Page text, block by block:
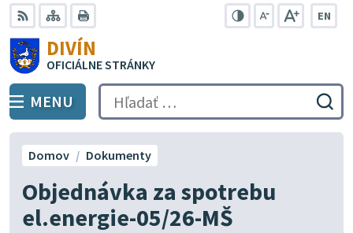
Preskočiť
na
obsah
RSS Mapa
EN
DIVÍN
OFICIÁLNE STRÁNKY
PREPNÚŤ
MENU Hľadať:
Objednávka za spotrebu
el.energie-05/26-MŠ
Domov Dokumenty